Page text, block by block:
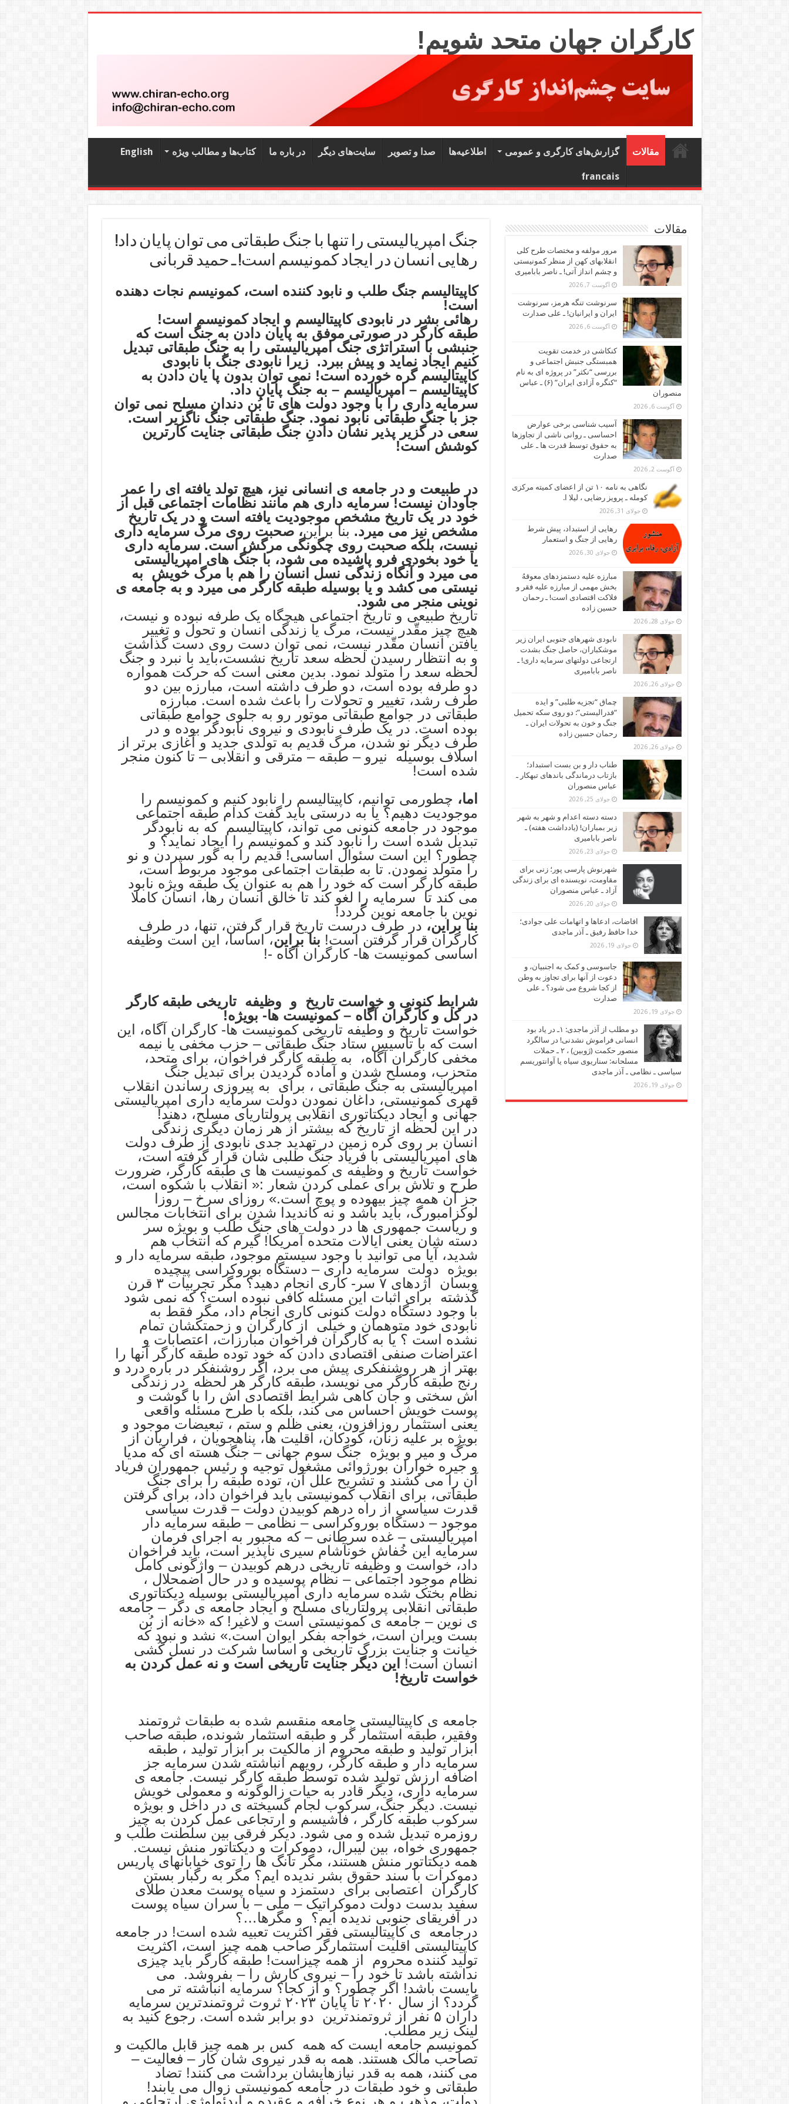
کارگران جهان متحد شویم!
مقالات گزارش‌های کارگری و عمومی اطلاعیه‌ها صدا و تصویر سایت‌های دیگر در باره ما کتاب‌‌ها و مطالب ویژه English
francais
جنگ امپریالیستی را تنها با جنگ طبقاتی می توان پایان داد!
رهایی انسان در ایجاد کمونیسم است! ـ حمید قربانی
کاپیتالیسم جنگ طلب و نابود کننده است، کمونیسم نجات دهنده
است!
رهائی بشر در نابودی کاپیتالیسم و ایجاد کمونیسم است!
طبقه کارگر در صورتی موفق به پایان دادن به جنگ است که
جنبشی با استراتژی جنگ امپریالیستی را به جنگ طبقاتی تبدیل
کنیم ایجاد نماید و پیش ببرد. زیرا نابودی جنگ با نابودی
کاپیتالیسم گره خورده است! نمی توان بدون پا یان دادن به
کاپیتالیسم – امپریالیسم – به جنگ پایان داد.
سرمایه داری را با وجود دولت های تا بُن دندان مسلح نمی توان
جز با جنگ طبقاتی نابود نمود. جنگ طبقاتی جنگ ناگزیر است.
سعی در گزیر پذیر نشان دادنِ جنگ طبقاتی جنایت کارترین
کوشش است!
در طبیعت و در جامعه ی انسانی نیز، هیچ تولد یافته ای را عمر
جاودان نیست! سرمایه داری هم مانند نظامات اجتماعی قبل از
خود در یک تاریخ مشخص موجودیت یافته است و در یک تاریخ
مشخص نیز می میرد. بنا براین، صحبت روی مرگ سرمایه داری
نیست، بلکه صحبت روی چگونگی مرگش است. سرمایه داری
یا خود بخودی فرو پاشیده می شود، با جنگ های امپریالیستی
می میرد و آنگاه زندگی نسل انسان را هم با مرگ خویش به
نیستی می کشد و یا بوسیله طبقه کارگر می میرد و به جامعه ی
نوینی منجر می شود.
تاریخ طبیعی و تاریخ اجتماعی هیچگاه یک طرفه نبوده و نیست،
هیچ چیز مقّدر نیست، مرگ یا زندگی انسان و تحول و تغییر
یافتن انسان مقّدر نیست، نمی توان دست روی دست گذاشت
و به انتظار رسیدن لحظه سعد تاریخ نشست،باید با نبرد و جنگ
لحظه سعد را متولد نمود. بدین معنی است که حرکت همواره
دو طرفه بوده است، دو طرف داشته است، مبارزه بین دو
طرف رشد، تغییر و تحولات را باعث شده است. مبارزه
طبقاتی در جوامع طبقاتی موتور رو به جلوی جوامع طبقاتی
بوده است. در یک طرف نابودی و نیروی نابودگر بوده و در
طرف دیگر نو شدن، مرگ قدیم به تولدی جدید و آغازی برتر از
اسلاف بوسیله نیرو – طبقه – مترقی و انقلابی – تا کنون منجر
شده است!
اما، چطورمی توانیم، کاپیتالیسم را نابود کنیم و کمونیسم را
موجودیت دهیم؟ یا به درستی باید گفت کدام طبقه اجتماعی
موجود در جامعه کنونی می تواند، کاپیتالیسم که به نابودگر
تبدیل شده است را نابود کند و کمونیسم را ایجاد نماید؟ و
چطور؟ این است سئوال اساسی! قدیم را به گور سپردن و نو
را متولد نمودن. تا به طبقات اجتماعی موجود مربوط است،
طبقه کارگر است که خود را هم به عنوان یک طبقه ویژه نابود
می کند تا سرمایه را لغو کند تا خالق انسان رها، انسان کاملا
نوین با جامعه نوین گردد!
بنا براین، در طرف درست تاریخ قرار گرفتن، تنها، در طرف
کارگران قرار گرفتن است! بنا براین، اساسا، این است وظیفه
اساسی کمونیست ها- کارگران آگاه -!
شرایط کنونی و خواست تاریخ و وظیفه تاریخی طبقه کارگر
در کل و کارگران آگاه – کمونیست ها- بویژه!
خواست تاریخ و وطیفه تاریخی کمونیست ها- کارگران آگاه، این
است که با تأسیس ستاد جنگ طبقاتی – حزب مخفی یا نیمه
مخفی کارگران آگاه، به طبقه کارگر فراخوان، برای متحد،
متحزب، ومسلح شدن و آماده گردیدن برای تبدیل جنگ
امپریالیستی به جنگ طبقاتی ، برای به پیروزی رساندن انقلاب
قهری کمونیستی، داغان نمودن دولت سرمایه داری امپریالیستی
جهانی و ایجاد دیکتاتوری انقلابی پرولتاریای مسلح، دهند!
در این لحظه از تاریخ که بیشتر از هر زمان دیگری زندگی
انسان بر روی کره زمین در تهدید جدی نابودی از طرف دولت
های امپریالیستی با فریاد جنگ طلبی شان قرار گرفته است،
خواست تاریخ و وظیفه ی کمونیست ها ی طبقه کارگر، ضرورت
طرح و تلاش برای عملی کردن شعار :« انقلاب با شکوه است،
جز آن همه چیز بیهوده و پوچ است.» روزای سرخ – روزا
لوکزامبورگ، باید باشد و نه کاندیدا شدن برای انتخابات مجالس
و ریاست جمهوری ها در دولت های جنگ طلب و بویژه سر
دسته شان یعنی ایالات متحده آمریکا! گیرم که انتخاب هم
شدید، آیا می توانید با وجود سیستم موجود، طبقه سرمایه دار و
بویژه دولت سرمایه داری – دستگاه بوروکراسی پیچیده
وبسان اژدهای ۷ سر- کاری انجام دهید؟ مگر تجربیات ۳ قرن
گذشته برای اثبات این مسئله کافی نبوده است؟ که نمی شود
با وجود دستگاه دولت کنونی کاری انجام داد، مگر فقط به
نابودی خود متوهمان و خیلی از کارگران و زحمتکشان تمام
نشده است ؟ یا به کارگران فراخوان مبارزات، اعتصابات و
اعتراضات صنفی اقتصادی دادن که خود توده طبقه کارگر آنها را
بهتر از هر روشنفکری پیش می برد، اگر روشنفکر در باره درد و
رنج طبقه کارگر می نویسد، طبقه کارگر هر لحظه در زندگی
اش سختی و جان کاهی شرایط اقتصادی اش را با گوشت و
پوست خویش احساس می کند، بلکه با طرح مسئله واقعی
یعنی استثمار روزافزون، یعنی ظلم و ستم ، تبعیضات موجود و
بویژه بر علیه زنان، کودکان، اقلیت ها، پناهجویان ، فراریان از
مرگ و میر و بویژه جنگ سوم جهانی – جنگ هسته ای که مدیا
و جیره خواران بورژوائی مشغول توجیه و رئیس جمهوران فریاد
آن را می کشند و تشریح علل آن، توده طبقه را برای جنگ
طبقاتی، برای انقلاب کمونیستی باید فراخوان داد، برای گرفتن
قدرت سیاسی از راه درهم کوبیدن دولت – قدرت سیاسی
موجود – دستگاه بوروکراسی – نظامی – طبقه سرمایه دار
امپریالیستی – غده سرطانی – که مجبور به اجرای فرمان
سرمایه این خُفاش خونآشام سیری ناپذیر است، باید فراخوان
داد، خواست و وظیفه تاریخی درهم کوبیدن – واژگونی کامل
نظام موجود اجتماعی – نظام پوسیده و در حال اضمحلال ،
نظام بختک شده سرمایه داری امپریالیستی بوسیله دیکتاتوری
طبقاتی انقلابی پرولتاریای مسلح و ایجاد جامعه ی دگر – جامعه
ی نوین – جامعه ی کمونیستی است و لاغیر! که «خانه از بُن
بست ویران است، خواجه بفکر ایوان است.» نشد و نبود که
خیانت و جنایت بزرگ تاریخی و اساسا شرکت در نسل کُشی
انسان است!
این دیگر جنایت تاریخی است و نه عمل کردن به
خواست تاریخ!
جامعه ی کاپیتالیستی جامعه منقسم شده به طبقات ثروتمند
وفقیر، طبقه استثمار گر و طبقه استثمار شونده، طبقه صاحب
ابزار تولید و طبقه محروم از مالکیت بر ابزار تولید ، طبقه
سرمایه دار و طبقه کارگر، رویهم انباشته شدن سرمایه جز
اضافه ارزش تولید شده توسط طبقه کارگر نیست. جامعه ی
سرمایه داری، دیگر قادر به حیات زالوگونه و معمولی خویش
نیست. دیگر جنگ، سرکوب لجام گسیخته ی در داخل و بویژه
سرکوب طبقه کارگر ، فاشیسم و ارتجاعی عمل کردن به چیز
روزمره تبدیل شده و می شود. دیکر فرقی بین سلطنت طلب و
جمهوری خواه، بین لیبرال، دموکرات و دیکتاتور منش نیست.
همه دیکتاتور منش هستند، مگر تانگ ها را توی خیابانهای پاریس
دموکرات با سند حقوق بشر ندیده ایم؟ مگر به رگبار بستن
کارگران اعتصابی برای دستمزد و سیاه پوست معدن طلای
سفید بدست دولت دموکراتیک – ملی – با سران سیاه پوست
در آفریقای جنوبی ندیده ایم؟ و مگرها…؟
درجامعه ی کاپیتالیستی فقر اکثریت تعبیه شده است! در جامعه
کاپیتالیستی اقلیت استثمارگر صاحب همه چیز است، اکثریت
تولید کننده محروم از همه چیزاست! طبقه کارگر باید چیزی
نداشته باشد تا خود را – نیروی کارش را – بفروشد. می
بایست باشد! اگر چطور؟ و از کجا؟ سرمایه انباشته تر می
گردد؟ از سال ۲۰۲۰ تا پایان ۲۰۲۳ ثروت ثروتمندترین سرمایه
داران ۵ نفر از ثروتمندترین دو برابر شده است. رجوع کنید به
لینک زیر مطلب.
کمونیسم جامعه ایست که همه کس بر همه چیز قابل مالکیت و
تصاحب مالک هستند. همه به قدر نیروی شان کار – فعالیت –
می کنند، همه به قدر نیازهایشان برداشت می کنند! تضاد
طبقاتی و خود طبقات در جامعه کمونیستی زوال می یابند!
مقالات
مرور مولفه و مختصات طرح کلی
انقلابهای کهن از منظر کمونیستی
و چشم انداز آتی! ـ ناصر بابامیری
آگوست 7, 2026
سرنوشت تنگه هرمز، سرنوشت
ایران و ایرانیان! ـ علی صدارت
آگوست 6, 2026
کنکاشی در خدمت تقویت
همبستگی جنبش اجتماعی و
بررسی “نکثر” در پروژه ای به نام
“کنگره آزادی ایران” (۶) ـ عباس
منصوران
آگوست 6, 2026
آسیب شناسی برخی عوارض
احساسی ـ روانی ناشی از تجاوزها
به حقوق توسط قدرت ها ـ علی
صدارت
آگوست 2, 2026
نگاهی به نامه ۱۰ تن از اعضای کمیته مرکزی
کومله ـ پرویز رضایی ، لیلا ا.
جولای 31, 2026
رهایی از استبداد، پیش شرط
رهایی از جنگ و استعمار
جولای 30, 2026
مبارزه علیه دستمزدهای معوقهُ
بخش مهمی از مبارزه علیه فقر و
فلاکت اقتصادی است! ـ رحمان
حسین زاده
جولای 28, 2026
نابودی شهرهای جنوبی ایران زیر
موشکباران، حاصل جنگ بشدت
ارتجاعی دولتهای سرمایه داری! ـ
ناصر بابامیری
جولای 26, 2026
چماق “تجزیه طلبی” و ایده
“فدرالیستی”: دو روی سکه تحمیل
جنگ و خون به تحولات ایران ـ
رحمان حسین زاده
جولای 26, 2026
طناب دار و بن بست استبداد؛
بازتاب درماندگی باندهای تبهکار ـ
عباس منصوران
جولای 25, 2026
دسته دسته اعدام و شهر به شهر
زیر بمباران! (یادداشت هفته) ـ
ناصر بابامیری
جولای 23, 2026
شهرنوش پارسی پور؛ زنی برای
مقاومت، نویسنده ای برای زندگی
آزاد ـ عباس منصوران
جولای 20, 2026
افاضات، ادعاها و اتهامات علی جوادی؛
خدا حافظ رفیق ـ آذر ماجدی
جولای 19, 2026
جاسوسی و کمک به اجنبیان، و
دعوت از آنها برای تجاوز به وطن
از کجا شروع می شود؟ ـ علی
صدارت
جولای 19, 2026
دو مطلب از آذر ماجدی: ۱ـ در یاد بود
انسانی فراموش نشدنی! در سالگرد
منصور حکمت (ژوبین) ، ۲ ـ حملات
مسلحانه: سناریوی سیاه یا آوانتوریسم
سیاسی ـ نظامی ـ آذر ماجدی
جولای 19, 2026